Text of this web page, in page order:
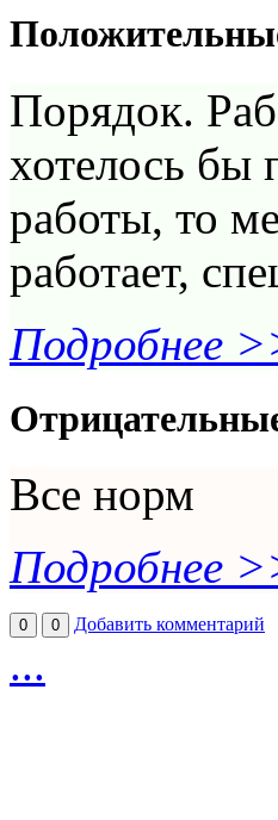
Порядок.
хотелось бы
работы, то
работает,
Подробнее
Все норм
Подробнее
0 0 Добавить комментарий
...